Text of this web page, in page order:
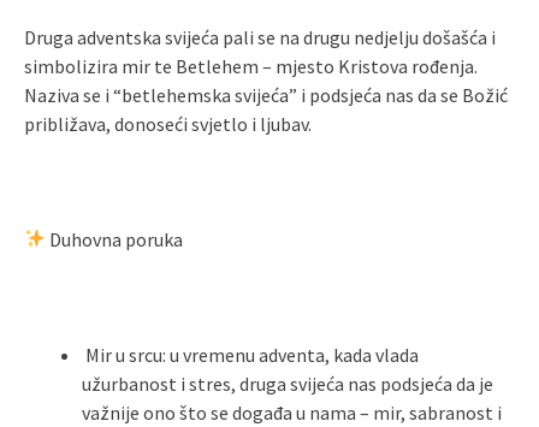
Druga adventska svijeća pali se na drugu nedjelju došašća i
simbolizira mir te Betlehem – mjesto Kristova rođenja.
Naziva se i “betlehemska svijeća” i podsjeća nas da se Božić
približava, donoseći svjetlo i ljubav.
Duhovna poruka
Mir u srcu: u vremenu adventa, kada vlada
užurbanost i stres, druga svijeća nas podsjeća da je
važnije ono što se događa u nama – mir, sabranost i